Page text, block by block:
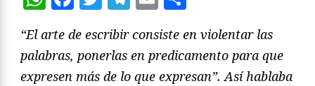
“El arte de escribir consiste en violentar las
palabras, ponerlas en predicamento para que
expresen más de lo que expresan”. Así hablaba